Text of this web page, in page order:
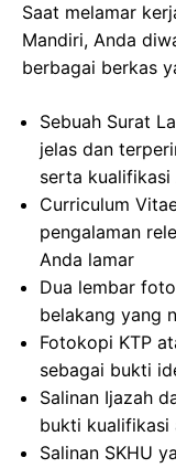
Saat melamar
Mandiri, Anda
berbagai berkas
Sebuah Surat
jelas dan
serta kualifikasi
Curriculum
pengalaman
Anda lamar
Dua lembar
belakang yang
Fotokopi KTP
sebagai bukti
Salinan Ijazah
bukti kualifikasi
Salinan SKHU